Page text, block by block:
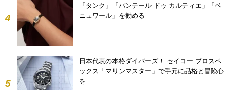
4
「タンク」「パンテール ドゥ カルティエ」「ベ
ニュワール」を勧める
5
日本代表の本格ダイバーズ！ セイコー プロスペ
ックス「マリンマスター」で手元に品格と冒険心
を